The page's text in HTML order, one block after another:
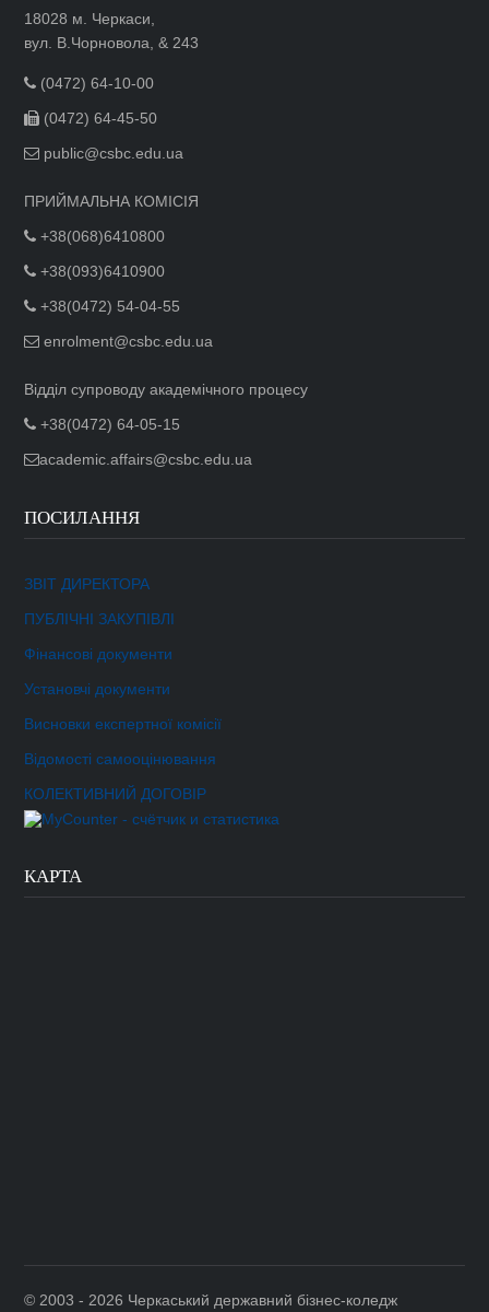
18028 м. Черкаси,
вул. В.Чорновола, & 243
(0472) 64-10-00
(0472) 64-45-50
public@csbc.edu.ua
ПРИЙМАЛЬНА КОМІСІЯ
+38(068)6410800
+38(093)6410900
+38(0472) 54-04-55
enrolment@csbc.edu.ua
Відділ супроводу академічного процесу
+38(0472) 64-05-15
academic.affairs@csbc.edu.ua
ПОСИЛАННЯ
ЗВІТ ДИРЕКТОРА
ПУБЛІЧНІ ЗАКУПІВЛІ
Фінансові документи
Установчі документи
Висновки експертної комісії
Відомості самооцінювання
КОЛЕКТИВНИЙ ДОГОВІР
КАРТА
© 2003 - 2026 Черкаський державний бізнес-коледж